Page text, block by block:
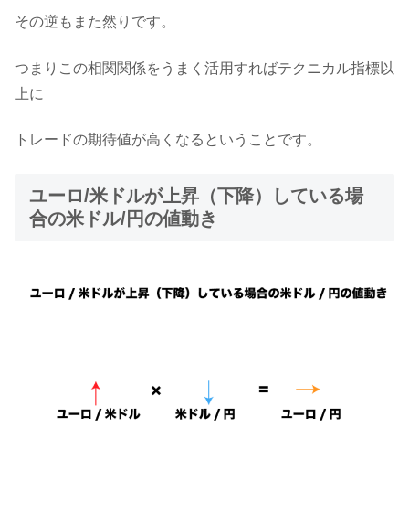
その逆もまた然りです。
つまりこの相関関係をうまく活用すればテクニカル指標以
上に
トレードの期待値が高くなるということです。
ユーロ/米ドルが上昇（下降）している場
合の米ドル/円の値動き